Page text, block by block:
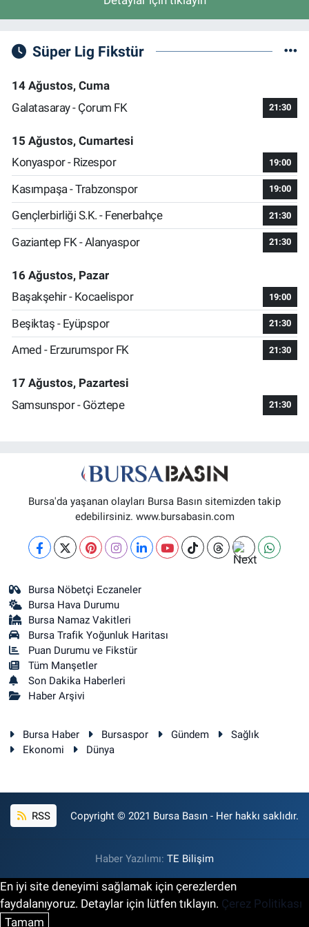
Süper Lig Fikstür
14 Ağustos, Cuma
Galatasaray - Çorum FK
21:30
15 Ağustos, Cumartesi
Konyaspor - Rizespor
19:00
Kasımpaşa - Trabzonspor 19:00
Gençlerbirliği S.K. - Fenerbahçe 21:30
Gaziantep FK - Alanyaspor 21:30
16 Ağustos, Pazar
Başakşehir - Kocaelispor
19:00
Beşiktaş - Eyüpspor 21:30
Amed - Erzurumspor FK 21:30
17 Ağustos, Pazartesi
Samsunspor - Göztepe
21:30
Bursa'da yaşanan olayları Bursa Basın sitemizden takip
edebilirsiniz. www.bursabasin.com
Bursa Nöbetçi Eczaneler
Bursa Hava Durumu
Bursa Namaz Vakitleri
Bursa Trafik Yoğunluk Haritası
Puan Durumu ve Fikstür
Tüm Manşetler
Son Dakika Haberleri
Haber Arşivi
Bursa Haber Bursaspor Gündem
Sağlık
Ekonomi
Dünya
RSS Copyright © 2021 Bursa Basın - Her hakkı saklıdır.
Haber Yazılımı: TE Bilişim
En iyi site deneyimi sağlamak için çerezlerden
faydalanıyoruz. Detaylar için lütfen tıklayın. Çerez Politikası
Tamam